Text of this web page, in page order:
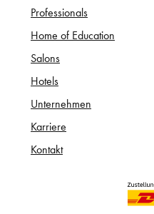
Professionals
Home of Education
Salons
Hotels
Unternehmen
Karriere
Kontakt